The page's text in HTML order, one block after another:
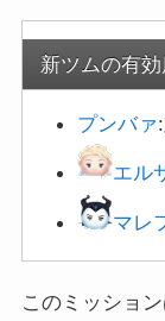
新ツムの有効
プンバァ
エル
マレ
このミッショ